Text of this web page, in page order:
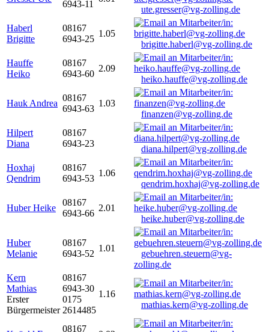
6943-11
ute.gresser@vg-zolling.de
Haberl
Brigitte
08167
6943-25
1.05
brigitte.haberl@vg-zolling.de
Hauffe
Heiko
08167
6943-60
2.09
heiko.hauffe@vg-zolling.de
Hauk Andrea
08167
6943-63
1.03
finanzen@vg-zolling.de
Hilpert
Diana
08167
6943-23
diana.hilpert@vg-zolling.de
Hoxhaj
Qendrim
08167
6943-53
1.06
qendrim.hoxhaj@vg-zolling.de
Huber Heike
08167
6943-66
2.01
heike.huber@vg-zolling.de
Huber
Melanie
08167
6943-52
1.01
gebuehren.steuern@vg-
zolling.de
Kern
Mathias
Erster
Bürgermeister
08167
6943-30
0175
2614485
1.16
mathias.kern@vg-zolling.de
08167